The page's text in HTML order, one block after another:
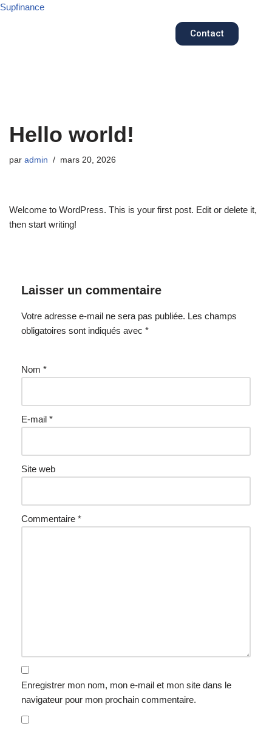
Supfinance
Contact
Hello world!
par admin mars 20, 2026
Welcome to WordPress. This is your first post. Edit or delete it,
then start writing!
Laisser un commentaire
Votre adresse e-mail ne sera pas publiée. Les champs
obligatoires sont indiqués avec *
Nom *
E-mail *
Site web
Commentaire *
Enregistrer mon nom, mon e-mail et mon site dans le
navigateur pour mon prochain commentaire.